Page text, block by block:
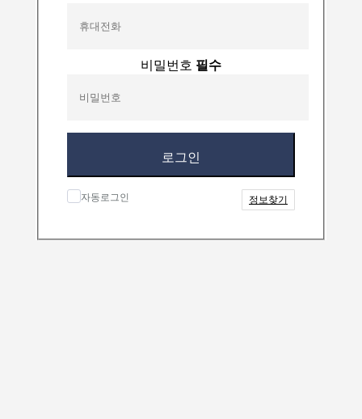
비밀번호 필수
로그인
자동로그인 정보찾기